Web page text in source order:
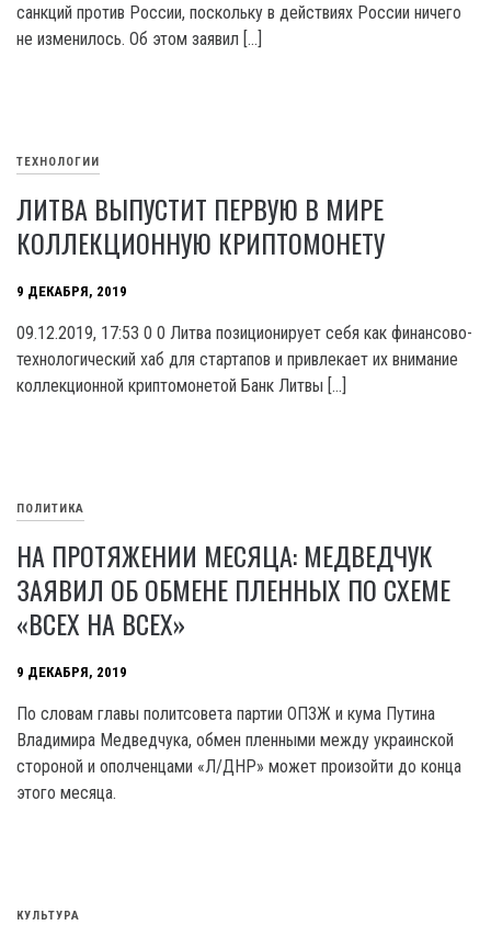
санкций против России, поскольку в действиях России ничего
не изменилось. Об этом заявил […]
ТЕХНОЛОГИИ
ЛИТВА ВЫПУСТИТ ПЕРВУЮ В МИРЕ
КОЛЛЕКЦИОННУЮ КРИПТОМОНЕТУ
9 ДЕКАБРЯ, 2019
09.12.2019, 17:53 0 0 Литва позиционирует себя как финансово-
технологический хаб для стартапов и привлекает их внимание
коллекционной криптомонетой Банк Литвы […]
ПОЛИТИКА
НА ПРОТЯЖЕНИИ МЕСЯЦА: МЕДВЕДЧУК
ЗАЯВИЛ ОБ ОБМЕНЕ ПЛЕННЫХ ПО СХЕМЕ
«ВСЕХ НА ВСЕХ»
9 ДЕКАБРЯ, 2019
По словам главы политсовета партии ОПЗЖ и кума Путина
Владимира Медведчука, обмен пленными между украинской
стороной и ополченцами «Л/ДНР» может произойти до конца
этого месяца.
КУЛЬТУРА